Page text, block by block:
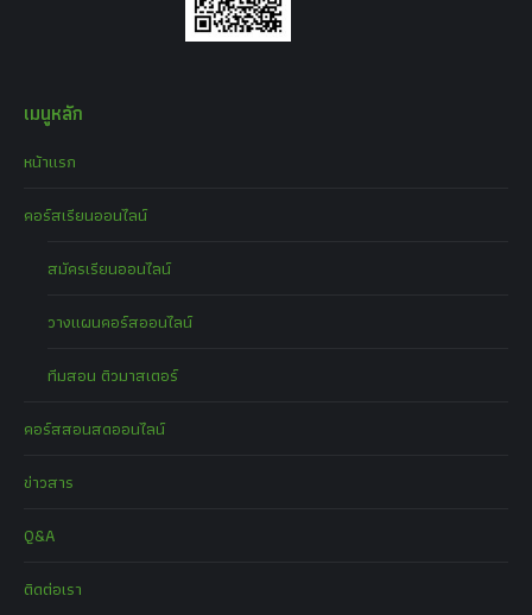
เมนูหลัก
หน้าแรก
คอร์สเรียนออนไลน์
สมัครเรียนออนไลน์
วางแผนคอร์สออนไลน์
ทีมสอน ติวมาสเตอร์
คอร์สสอนสดออนไลน์
ข่าวสาร
Q&A
ติดต่อเรา